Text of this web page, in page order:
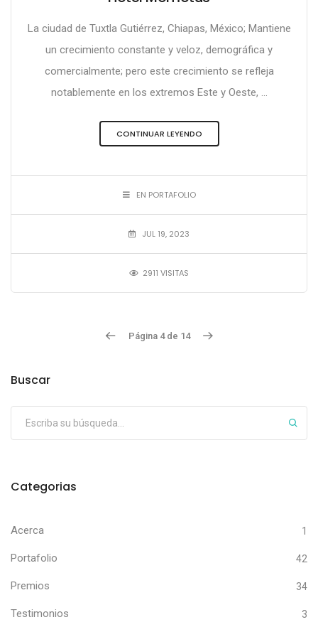
La ciudad de Tuxtla Gutiérrez, Chiapas, México; Mantiene
un crecimiento constante y veloz, demográfica y
comercialmente; pero este crecimiento se refleja
notablemente en los extremos Este y Oeste, ...
CONTINUAR LEYENDO
EN PORTAFOLIO
JUL 19, 2023
2911 VISITAS
Página 4 de 14
Buscar
Categorias
Acerca 1
Portafolio 42
Premios 34
Testimonios 3